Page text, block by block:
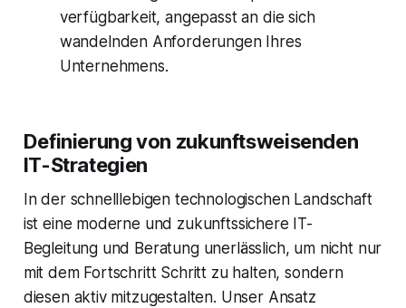
verfügbarkeit, angepasst an die sich
wandelnden Anforderungen Ihres
Unternehmens.
Definierung von zukunftsweisenden
IT-Strategien
In der schnelllebigen technologischen Landschaft
ist eine moderne und zukunftssichere IT-
Begleitung und Beratung unerlässlich, um nicht nur
mit dem Fortschritt Schritt zu halten, sondern
diesen aktiv mitzugestalten. Unser Ansatz